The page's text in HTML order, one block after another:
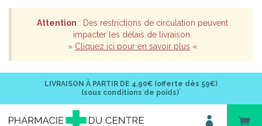
Attention : Des restrictions de circulation peuvent
impacter les délais de livraison.
» Cliquez ici pour en savoir plus «
LIVRAISON À PARTIR DE 4,90€ (offerte dès 59€)
(sous conditions de poids)*